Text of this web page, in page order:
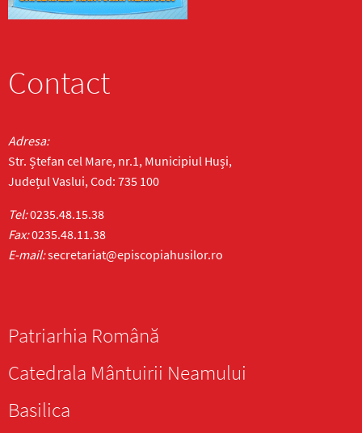
Contact
Adresa:
Str. Ștefan cel Mare, nr.1, Municipiul Huși,
Județul Vaslui, Cod: 735 100
Tel:0235.48.15.38
Fax:0235.48.11.38
E-mail:secretariat@episcopiahusilor.ro
Patriarhia Română
Catedrala Mântuirii Neamului
Basilica